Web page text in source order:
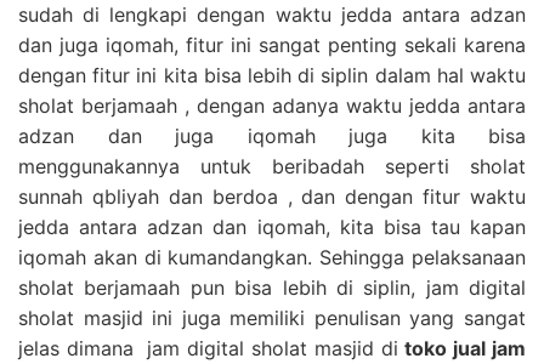
sudah di lengkapi dengan waktu jedda antara adzan
dan juga iqomah, fitur ini sangat penting sekali karena
dengan fitur ini kita bisa lebih di siplin dalam hal waktu
sholat berjamaah , dengan adanya waktu jedda antara
adzan dan juga iqomah juga kita bisa
menggunakannya untuk beribadah seperti sholat
sunnah qbliyah dan berdoa , dan dengan fitur waktu
jedda antara adzan dan iqomah, kita bisa tau kapan
iqomah akan di kumandangkan. Sehingga pelaksanaan
sholat berjamaah pun bisa lebih di siplin, jam digital
sholat masjid ini juga memiliki penulisan yang sangat
jelas dimana jam digital sholat masjid ditoko jual jam